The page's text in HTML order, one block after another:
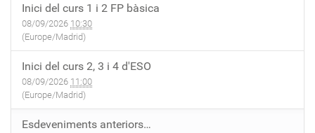
Inici del curs 1 i 2 FP bàsica
08/09/2026 10:30
(Europe/Madrid)
Inici del curs 2, 3 i 4 d'ESO
08/09/2026 11:00
(Europe/Madrid)
Esdeveniments anteriors…